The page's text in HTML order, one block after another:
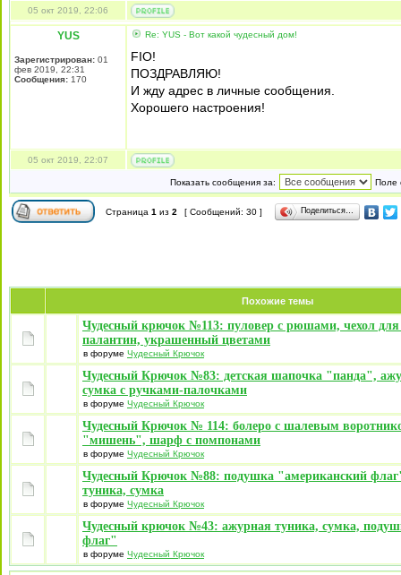
05 окт 2019, 22:06
YUS
Зарегистрирован: 01
фев 2019, 22:31
Сообщения: 170
Re: YUS - Вот какой чудесный дом!
FIO!
ПОЗДРАВЛЯЮ!
И жду адрес в личные сообщения.
Хорошего настроения!
05 окт 2019, 22:07
Показать сообщения за: Поле
Страница 1 из 2 [ Сообщений: 30 ] Поделиться…
Похожие темы
Чудесный крючок №113: пуловер с рюшами, чехол
палантин, украшенный цветами
в форуме Чудесный Крючок
Чудесный Крючок №83: детская шапочка "панда",
сумка с ручками-палочками
в форуме Чудесный Крючок
Чудесный Крючок № 114: болеро с шалевым
"мишень", шарф с помпонами
в форуме Чудесный Крючок
Чудесный Крючок №88: подушка "американский
туника, сумка
в форуме Чудесный Крючок
Чудесный крючок №43: ажурная туника, сумка,
флаг"
в форуме Чудесный Крючок